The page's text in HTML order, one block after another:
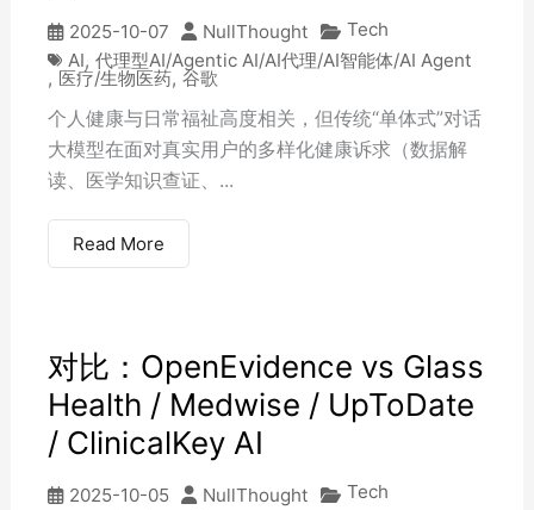
2025-10-07 NullThought
Tech
AI, 代理型AI/Agentic AI/AI代理/AI智能体/AI Agent
, 医疗/生物医药, 谷歌
个人健康与日常福祉高度相关，但传统“单体式”对话
大模型在面对真实用户的多样化健康诉求（数据解
读、医学知识查证、...
Read More
对比：OpenEvidence vs Glass
Health / Medwise / UpToDate
/ ClinicalKey AI
2025-10-05 NullThought
Tech